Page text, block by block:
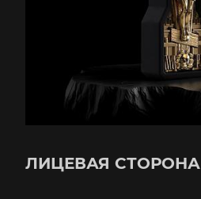
ЛИЦЕВАЯ СТОРОНА